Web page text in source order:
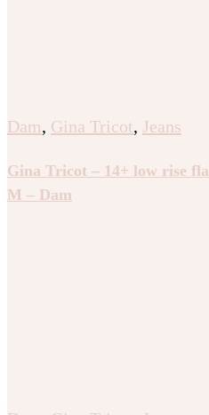
Dam, Gina Tricot, Jeans
Gina Tricot – 14+ low rise
M – Dam